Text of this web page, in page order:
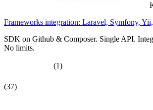
Frameworks integration: Laravel, Symfony,
SDK on Github & Composer. Single API.
No limits.
(1)
(37)